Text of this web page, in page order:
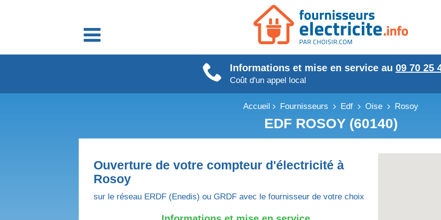
Fournisseurs énergie
Informations et mise en service au 09 70 25
Coût d'un appel local
Accueil Fournisseurs Edf Oise Rosoy
EDF ROSOY (60140)
Ouverture de votre compteur d'électricité à
Rosoy
sur le réseau ERDF (Enedis) ou GRDF avec le fournisseur de votre choix